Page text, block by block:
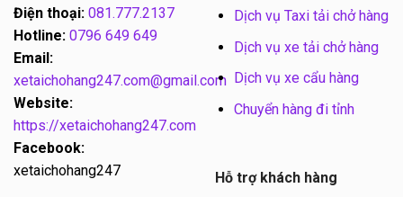
Điện thoại: 081.777.2137
Hotline: 0796 649 649
Email:
xetaichohang247.com@gmail.com
Website:
https://xetaichohang247.com
Facebook:
xetaichohang247
Dịch vụ Taxi tải chở hàng
Dịch vụ xe tải chở hàng
Dịch vụ xe cẩu hàng
Chuyển hàng đi tỉnh
Hỗ trợ khách hàng